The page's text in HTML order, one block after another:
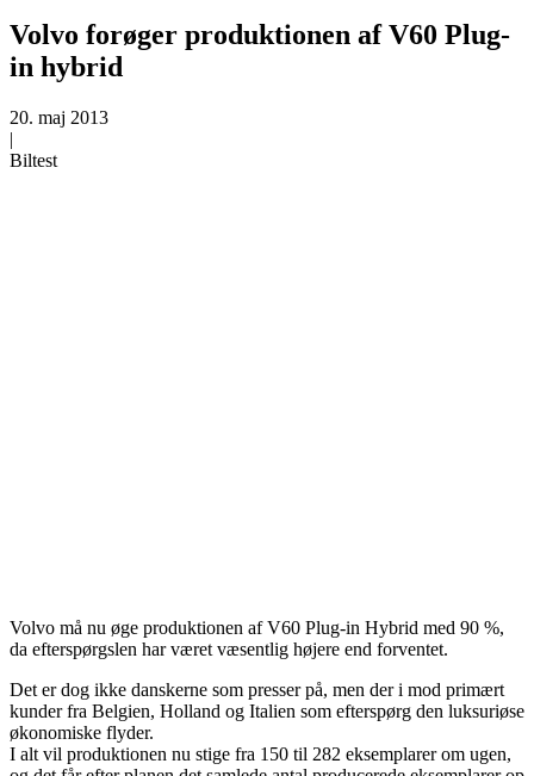
Volvo forøger produktionen af V60 Plug-
in hybrid
20. maj 2013
|
Biltest
Volvo må nu øge produktionen af V60 Plug-in Hybrid med 90 %,
da efterspørgslen har været væsentlig højere end forventet.
Det er dog ikke danskerne som presser på, men der i mod primært
kunder fra Belgien, Holland og Italien som efterspørg den luksuriøse
økonomiske flyder.
I alt vil produktionen nu stige fra 150 til 282 eksemplarer om ugen,